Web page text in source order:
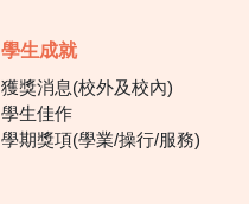
學生成就
獲獎消息(校外及校內)
學生佳作
學期獎項(學業/操行/服務)